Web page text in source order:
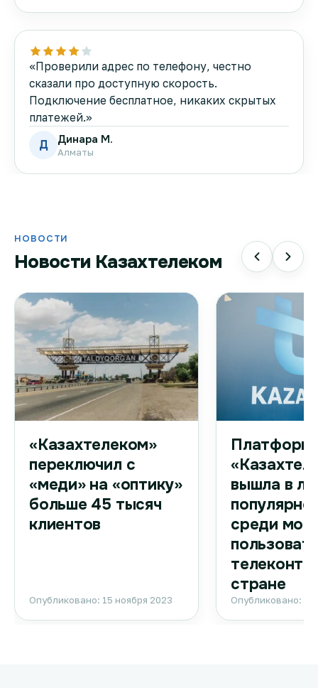
«Проверили адрес по телефону, честно
сказали про доступную скорость.
Подключение бесплатное, никаких скрытых
платежей.»
Д Динара М.
Алматы
НОВОСТИ
Новости Казахтелеком
«Казахтелеком»
переключил с
«меди» на «оптику»
больше 45 тысяч
клиентов
Опубликовано: 15 ноября 2023
вышла в
среди
стране
Опубликовано: 15